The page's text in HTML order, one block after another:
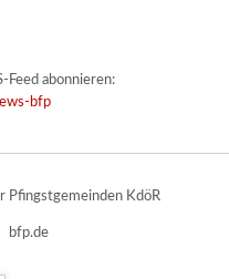
Feed abonnieren:
bfp
KdöR
bfp.de